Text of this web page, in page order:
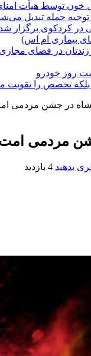
خون توسط هیأت
توجیه حمله تبدیل
کردکوی برگزار شد
بیماری ام اس)
در فضای مجازی
روز خودرو
تخصص را تقویت
در جشن مردمی
مردمی
بدهید 4 بازدید